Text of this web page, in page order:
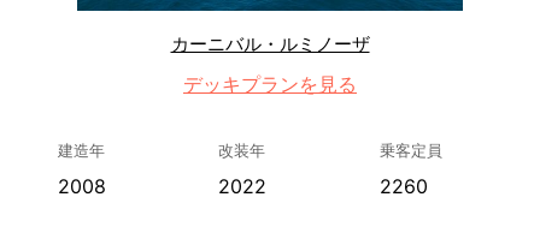
カーニバル・ルミノーザ
デッキプランを見る
建造年
2008
改装年
2022
乗客定員
2260